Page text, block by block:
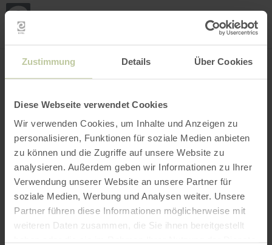
Zustimmung Details Über Cookies
Diese Webseite verwendet Cookies
Wir verwenden Cookies, um Inhalte und Anzeigen zu
personalisieren, Funktionen für soziale Medien anbieten
zu können und die Zugriffe auf unsere Website zu
analysieren. Außerdem geben wir Informationen zu Ihrer
Verwendung unserer Website an unsere Partner für
soziale Medien, Werbung und Analysen weiter. Unsere
Partner führen diese Informationen möglicherweise mit
weiteren Daten zusammen, die Sie ihnen bereitgestellt
INTERAKTIVE KARTE
Filter öffnen